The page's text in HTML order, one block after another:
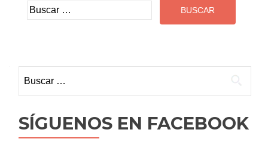
Buscar:
SÍGUENOS EN FACEBOOK